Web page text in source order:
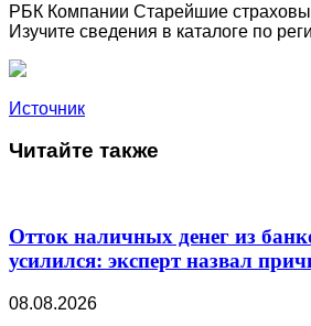
РБК Компании Старейшие
Изучите сведения в каталоге по
Источник
Читайте также
Отток наличных денег из
усилился: эксперт назвал
08.08.2026